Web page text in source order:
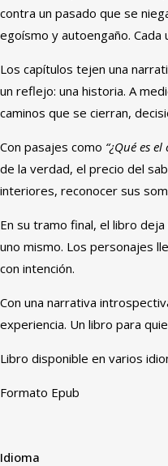
contra un pasado que se
egoísmo y autoengaño.
Los capítulos tejen una
un reflejo: una historia. A
caminos que se cierran,
Con pasajes como “¿Qué es
de la verdad, el precio del
interiores, reconocer sus
En su tramo final, el libro
uno mismo. Los personajes
con intención.
Con una narrativa
experiencia. Un libro para
Libro disponible en varios
Formato Epub
Idioma